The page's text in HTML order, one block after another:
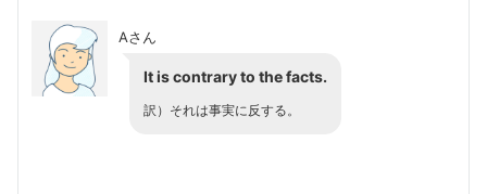
Aさん
It is contrary to the facts.
訳）それは事実に反する。